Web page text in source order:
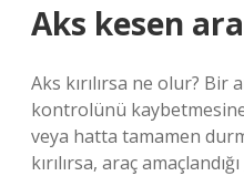
Aks kesen
Aks kırılırsa ne olur? Bir
kontrolünü
veya hatta tamamen
kırılırsa, araç